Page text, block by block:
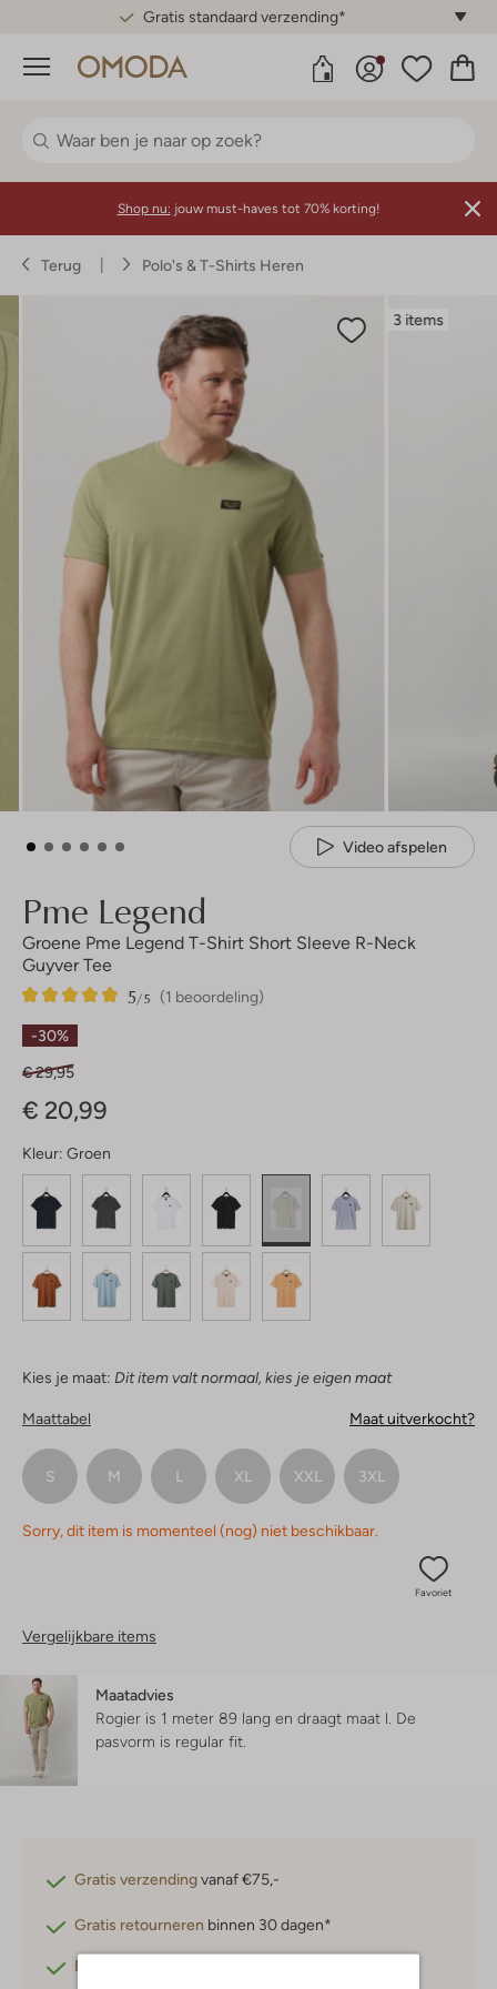
Gratis standaard verzending*
Menu
Shop nu: jouw must-haves tot 70% korting!
Terug Polo's & T-Shirts Heren
3 items
Video afspelen
Pme Legend
Groene Pme Legend T-Shirt Short Sleeve R-Neck
Guyver Tee
(1 beoordeling)
5/5
1
5
Sterren
-30%
€ 29,95
€ 20,99
Kleur: Groen
Kies je maat: Dit item valt normaal, kies je eigen maat
Maattabel Maat uitverkocht?
S M L XL XXL 3XL
Sorry, dit item is momenteel (nog) niet beschikbaar.
Favoriet
Vergelijkbare items
Maatadvies
Rogier is 1 meter 89 lang en draagt maat l. De
pasvorm is regular fit
Gratis verzendingvanaf €75,-
Gratis retourneren binnen 30 dagen*
Betaal achteraf